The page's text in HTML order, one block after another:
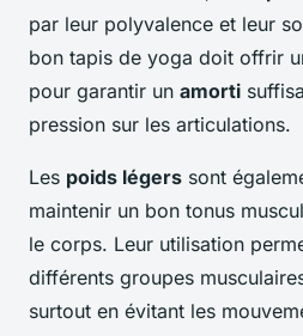
par leur polyvalence et leur
bon tapis de yoga doit offrir
pour garantir un amorti
pression sur les articulations.
Les poids légers sont
maintenir un bon tonus
le corps. Leur utilisation
différents groupes
surtout en évitant les